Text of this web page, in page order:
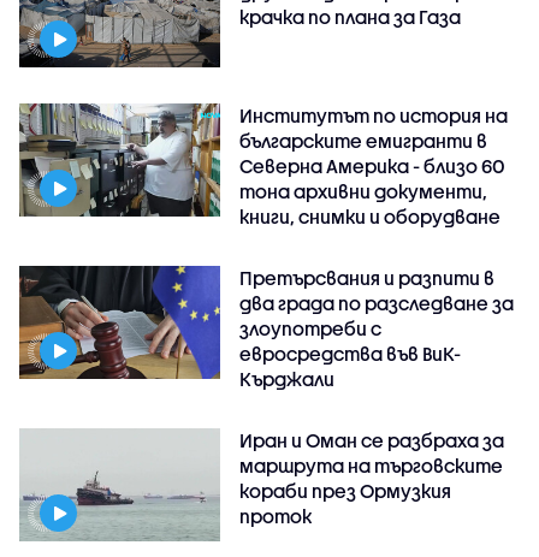
крачка по плана за Газа
Институтът по история на
българските емигранти в
Северна Америка - близо 60
тона архивни документи,
книги, снимки и оборудване
Претърсвания и разпити в
два града по разследване за
злоупотреби с
евросредства във ВиК-
Кърджали
Иран и Оман се разбраха за
маршрута на търговските
кораби през Ормузкия
проток